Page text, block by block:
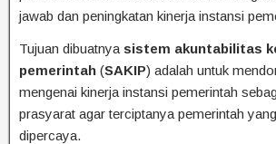
jawab dan peningkatan kinerja instansi
Tujuan dibuatnya sistem akuntabilitas
pemerintah (SAKIP) adalah untuk
mengenai kinerja instansi pemerintah
prasyarat agar terciptanya pemerintah
dipercaya.